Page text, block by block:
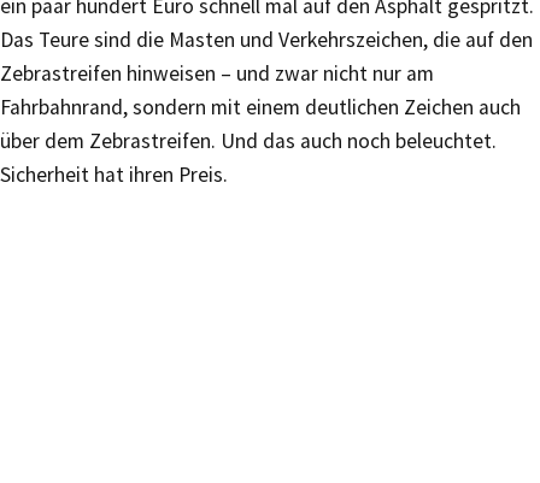
ein paar hundert Euro schnell mal auf den Asphalt gespritzt.
Das Teure sind die Masten und Verkehrszeichen, die auf den
Zebrastreifen hinweisen – und zwar nicht nur am
Fahrbahnrand, sondern mit einem deutlichen Zeichen auch
über dem Zebrastreifen. Und das auch noch beleuchtet.
Sicherheit hat ihren Preis.